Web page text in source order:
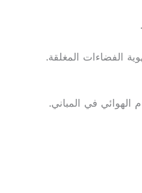
الفضاءات المغلقة.
الهوائي في المباني.